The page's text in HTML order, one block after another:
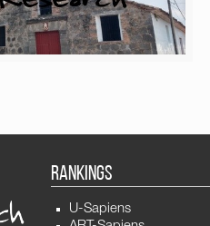
RANKINGS
U-Sapiens